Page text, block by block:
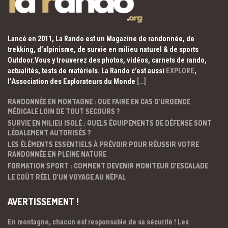
Lancé en 2011, La Rando est un Magazine de randonnée, de
trekking, d’alpinisme, de survie en milieu naturel & de sports
Outdoor.Vous y trouverez des photos, vidéos, carnets de rando,
actualités, tests de matériels. La Rando c’est aussi EXPLORE,
l’Association des Explorateurs du Monde […]
RANDONNÉE EN MONTAGNE : QUE FAIRE EN CAS D’URGENCE
MÉDICALE LOIN DE TOUT SECOURS ?
SURVIE EN MILIEU ISOLÉ : QUELS ÉQUIPEMENTS DE DÉFENSE SONT
LÉGALEMENT AUTORISÉS ?
LES ÉLÉMENTS ESSENTIELS À PRÉVOIR POUR RÉUSSIR VOTRE
RANDONNÉE EN PLEINE NATURE
FORMATION SPORT : COMMENT DEVENIR MONITEUR D’ESCALADE
LE COÛT RÉEL D’UN VOYAGE AU NÉPAL
AVERTISSEMENT !
En montagne, chacun est responsable de sa sécurité ! Les